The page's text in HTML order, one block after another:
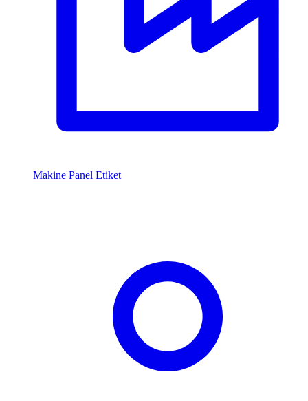
Makine Panel Etiket